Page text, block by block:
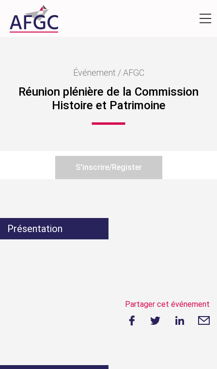
Événement / AFGC
Réunion plénière de la Commission
Histoire et Patrimoine
S'inscrire/Register
Présentation
Partager cet événement